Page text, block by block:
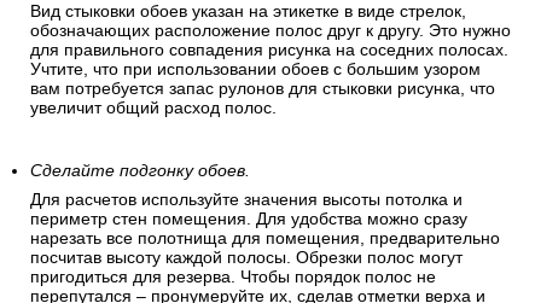
Вид стыковки обоев указан на этикетке в виде стрелок,
обозначающих расположение полос друг к другу. Это нужно
для правильного совпадения рисунка на соседних полосах.
Учтите, что при использовании обоев с большим узором
вам потребуется запас рулонов для стыковки рисунка, что
увеличит общий расход полос.
Сделайте подгонку обоев.
Для расчетов используйте значения высоты потолка и
периметр стен помещения. Для удобства можно сразу
нарезать все полотнища для помещения, предварительно
посчитав высоту каждой полосы. Обрезки полос могут
пригодиться для резерва. Чтобы порядок полос не
перепутался – пронумеруйте их, сделав отметки верха и